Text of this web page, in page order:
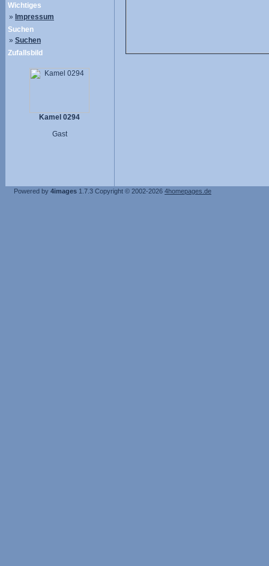
Wichtiges
» Impressum
Suchen
» Suchen
Zufallsbild
Kamel 0294
Gast
Powered by 4images 1.7.3 Copyright © 2002-2026 4homepages.de